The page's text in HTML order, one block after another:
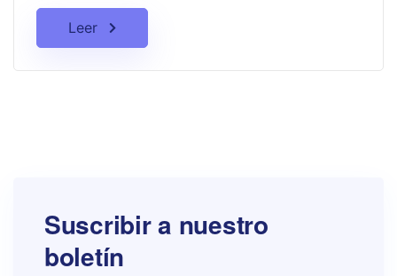
Leer
Suscribir a nuestro
boletín